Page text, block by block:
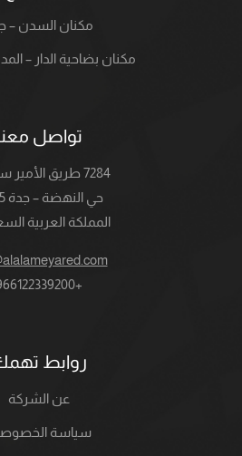
مكنان السدن –
مكنان بضاحية الدار –
تواصل
7284 طريق الأمير سلطان
حي النهضة – جدة 23615
المملكة العربية
+966122339200
روابط
عن الشركة
سياسة